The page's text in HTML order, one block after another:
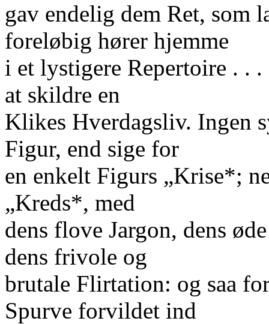
gav endelig dem Ret, som
foreløbig hører hjemme
i et lystigere Repertoire . .
at skildre en
Klikes Hverdagsliv. Ingen
Figur, end sige for
en enkelt Figurs „Krise*;
„Kreds*, med
dens flove Jargon, dens
dens frivole og
brutale Flirtation: og saa
Spurve forvildet ind